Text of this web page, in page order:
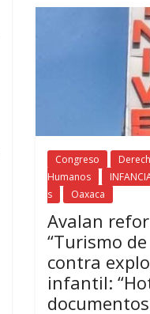
Congreso
Humanos
s
Oaxaca
Avalan
“Turismo de
contra
infantil: